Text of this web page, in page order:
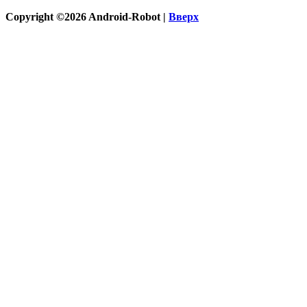
Copyright ©2026 Android-Robot | Вверх